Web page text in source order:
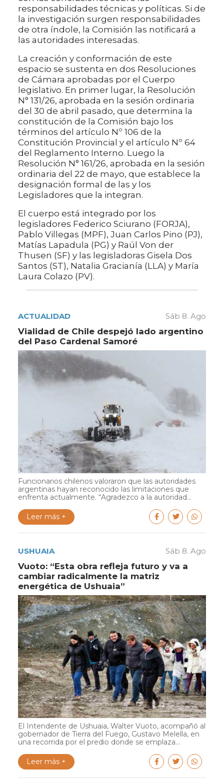
responsabilidades técnicas y políticas. Si de
la investigación surgen responsabilidades
de otra índole, la Comisión las notificará a
las autoridades interesadas.
La creación y conformación de este
espacio se sustenta en dos Resoluciones
de Cámara aprobadas por el Cuerpo
legislativo. En primer lugar, la Resolución
N° 131/26, aprobada en la sesión ordinaria
del 30 de abril pasado, que determina la
constitución de la Comisión bajo los
términos del artículo Nº 106 de la
Constitución Provincial y el artículo Nº 64
del Reglamento Interno. Luego la
Resolución N° 161/26, aprobada en la sesión
ordinaria del 22 de mayo, que establece la
designación formal de las y los
Legisladores que la integran.
El cuerpo está integrado por los
legisladores Federico Sciurano (FORJA),
Pablo Villegas (MPF), Juan Carlos Pino (PJ),
Matías Lapadula (PG) y Raúl Von der
Thusen (SF) y las legisladoras Gisela Dos
Santos (ST), Natalia Gracianía (LLA) y María
Laura Colazo (PV).
ACTUALIDAD Sáb 8. Ago
Vialidad de Chile despejó lado argentino
del Paso Cardenal Samoré
Funcionarios chilenos valoraron que las autoridades
argentinas hayan reconocido las limitaciones que
enfrenta actualmente. “Agradezco a la autoridad...
Leer más +
USHUAIA Sáb 8. Ago
Vuoto: “Esta obra refleja futuro y va a
cambiar radicalmente la matriz
energética de Ushuaia”
El Intendente de Ushuaia, Walter Vuoto, acompañó al
gobernador de Tierra del Fuego, Gustavo Melella, en
una recorrida por el predio donde se emplaza...
Leer más +